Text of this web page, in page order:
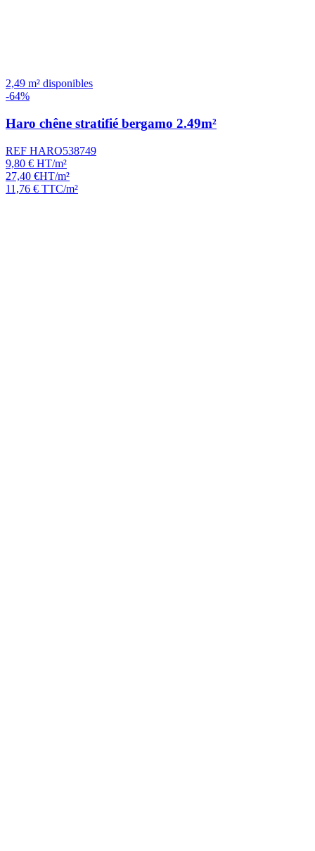
2,49 m² disponibles
-64%
Haro chêne stratifié bergamo 2.49m²
REF HARO538749
9,80 € HT/m²
27,40 €HT/m²
11,76 € TTC/m²